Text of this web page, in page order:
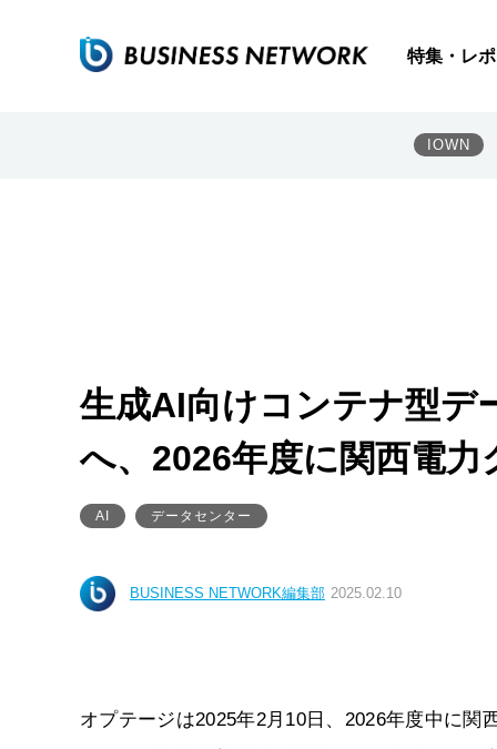
特集・レ
IOWN
生成AI向けコンテナ型デ
へ、2026年度に関西電力
AI データセンター
BUSINESS NETWORK編集部 2025.02.10
オプテージは2025年2月10日、2026年度中に